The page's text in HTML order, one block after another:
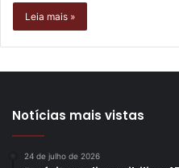
Leia mais »
Notícias mais vistas
24 de julho de 2026